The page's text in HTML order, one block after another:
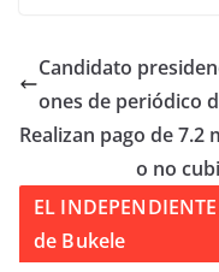
Candidato
ones de periódico
Realizan pago de
o no
EL
de Bukele